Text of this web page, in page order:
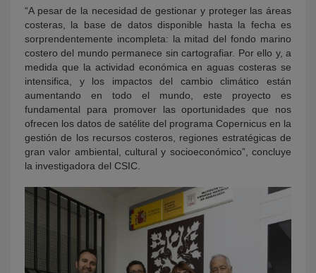
“A pesar de la necesidad de gestionar y proteger las áreas
costeras, la base de datos disponible hasta la fecha es
sorprendentemente incompleta: la mitad del fondo marino
costero del mundo permanece sin cartografiar. Por ello y, a
medida que la actividad económica en aguas costeras se
intensifica, y los impactos del cambio climático están
aumentando en todo el mundo, este proyecto es
fundamental para promover las oportunidades que nos
ofrecen los datos de satélite del programa Copernicus en la
gestión de los recursos costeros, regiones estratégicas de
gran valor ambiental, cultural y socioeconómico”, concluye
la investigadora del CSIC.